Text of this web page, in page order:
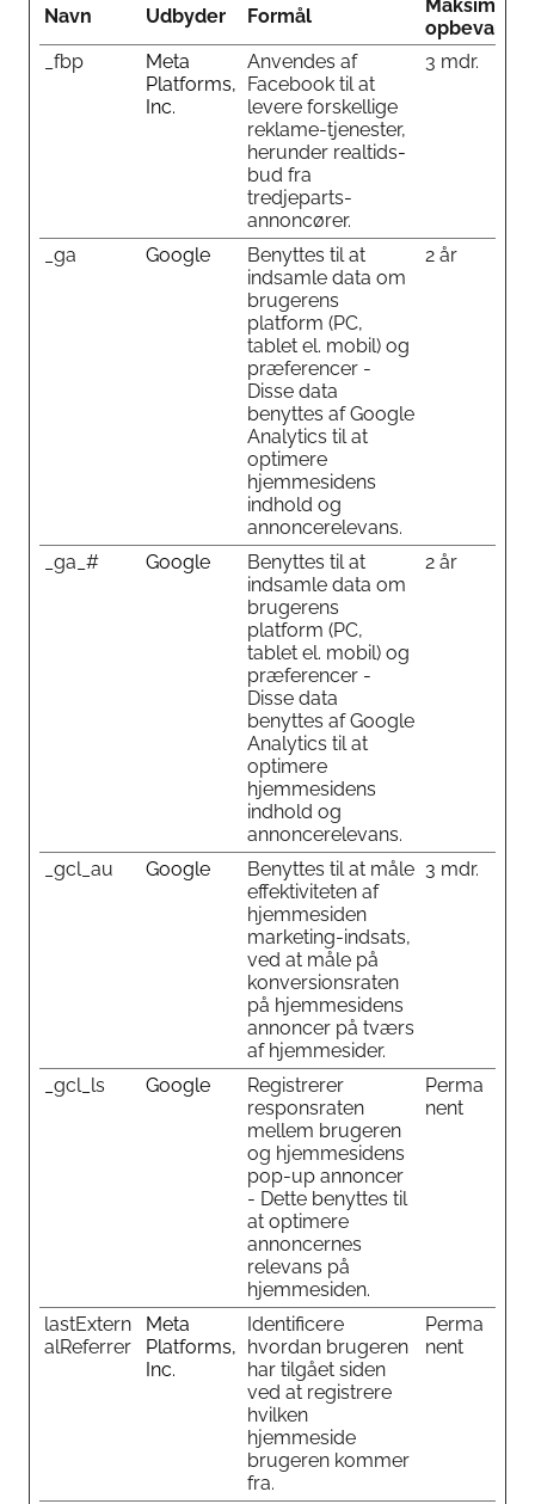
Navn Udbyder Formål
Maksimal
_fbp
Meta
Platforms,
Inc.
Anvendes af
Facebook til at
levere forskellige
reklame-tjenester,
herunder realtids-
bud fra
tredjeparts-
annoncører.
3 mdr.
_ga Google
Benyttes til at
indsamle data om
brugerens
platform (PC,
tablet el. mobil) og
præferencer -
Disse data
benyttes af Google
Analytics til at
optimere
hjemmesidens
indhold og
annoncerelevans.
2 år
_ga_# Google
Benyttes til at
indsamle data om
brugerens
platform (PC,
tablet el. mobil) og
præferencer -
Disse data
benyttes af Google
Analytics til at
optimere
hjemmesidens
indhold og
annoncerelevans.
2 år
_gcl_au Google
Benyttes til at måle
effektiviteten af
hjemmesiden
marketing-indsats,
ved at måle på
konversionsraten
på hjemmesidens
annoncer på tværs
af hjemmesider.
3 mdr.
_gcl_ls Google
Registrerer
responsraten
mellem brugeren
og hjemmesidens
pop-up annoncer
- Dette benyttes til
at optimere
annoncernes
relevans på
hjemmesiden.
Perma
nent
lastExtern
alReferrer
Meta
Platforms,
Inc.
Identificere
hvordan brugeren
har tilgået siden
ved at registrere
hvilken
hjemmeside
brugeren kommer
fra.
Perma
nent